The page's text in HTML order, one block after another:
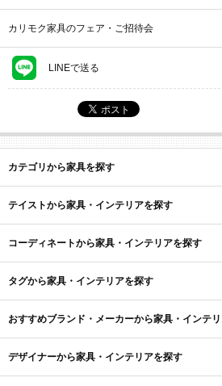
カリモク家具のフェア・ご招待会
LINEで送る
カテゴリから家具を探す
テイストから家具・インテリアを探す
コーディネートから家具・インテリアを探す
タグから家具・インテリアを探す
おすすめブランド・メーカーから家具・インテ
デザイナーから家具・インテリアを探す